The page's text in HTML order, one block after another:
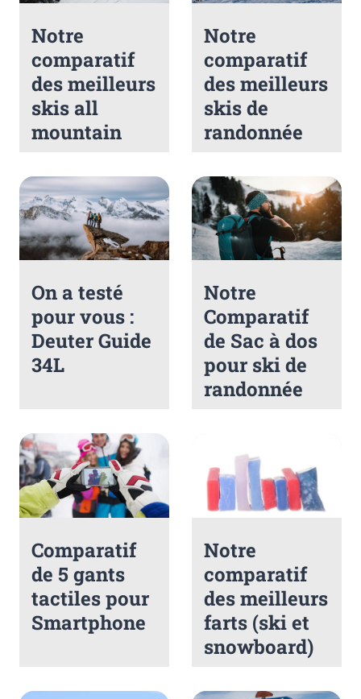
Notre
comparatif
des meilleurs
skis all
mountain
Notre
comparatif
des meilleurs
skis de
randonnée
On a testé
pour vous :
Deuter Guide
34L
Notre
Comparatif
de Sac à dos
pour ski de
randonnée
Comparatif
de 5 gants
tactiles pour
Smartphone
Notre
comparatif
des meilleurs
farts (ski et
snowboard)